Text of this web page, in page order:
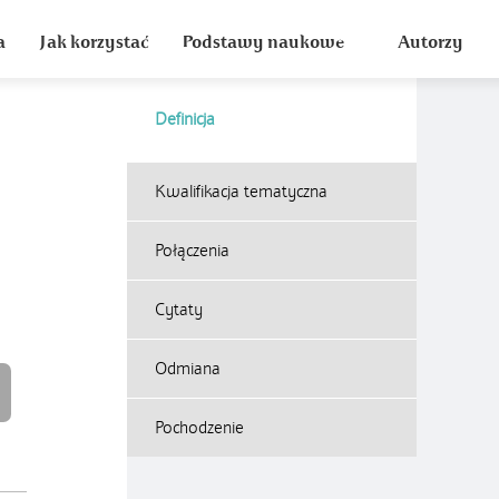
Jak korzystać Podstawy naukowe Autorzy
Definicja
Kwalifikacja tematyczna
Połączenia
Cytaty
Odmiana
Pochodzenie